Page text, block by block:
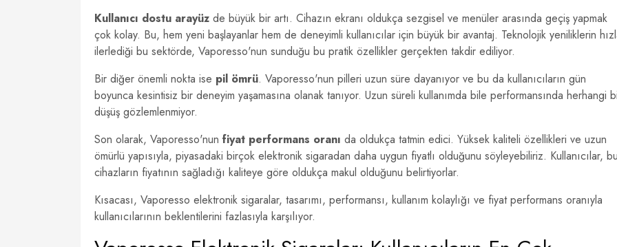
Kullanıcı dostu arayüz de büyük bir artı. Cihazın ekranı oldukça sezgisel ve menüler arasında geçiş yapmak
çok kolay. Bu, hem yeni başlayanlar hem de deneyimli kullanıcılar için büyük bir avantaj. Teknolojik yeniliklerin
ilerlediği bu sektörde, Vaporesso'nun sunduğu bu pratik özellikler gerçekten takdir ediliyor.
Bir diğer önemli nokta ise pil ömrü. Vaporesso'nun pilleri uzun süre dayanıyor ve bu da kullanıcıların gün
boyunca kesintisiz bir deneyim yaşamasına olanak tanıyor. Uzun süreli kullanımda bile performansında herhangi
düşüş gözlemlenmiyor.
Son olarak, Vaporesso'nun fiyat performans oranı da oldukça tatmin edici. Yüksek kaliteli özellikleri ve uzun
ömürlü yapısıyla, piyasadaki birçok elektronik sigaradan daha uygun fiyatlı olduğunu söyleyebiliriz. Kullanıcılar, bu
cihazların fiyatının sağladığı kaliteye göre oldukça makul olduğunu belirtiyorlar.
Kısacası, Vaporesso elektronik sigaralar, tasarımı, performansı, kullanım kolaylığı ve fiyat performans oranıyla
kullanıcılarının beklentilerini fazlasıyla karşılıyor.